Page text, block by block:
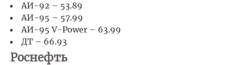
АИ-92 – 53.89
АИ-95 – 57.99
АИ-95 V-Power – 63.99
ДТ – 66.93
Роснефть